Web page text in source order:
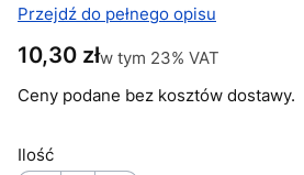
Przejdź do pełnego opisu
Cena
10,30 złw tym 23% VAT
w tym 23% VAT
Ceny podane bez kosztów dostawy.
Ilość